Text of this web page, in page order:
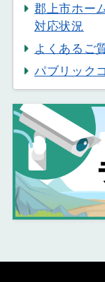
郡上市ホー
対応状況
よくあるご
パブリック